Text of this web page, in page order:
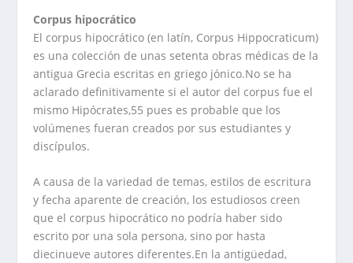
Corpus hipocrático
El corpus hipocrático (en latín, Corpus Hippocraticum)
es una colección de unas setenta obras médicas de la
antigua Grecia escritas en griego jónico.No se ha
aclarado definitivamente si el autor del corpus fue el
mismo Hipócrates,55 pues es probable que los
volúmenes fueran creados por sus estudiantes y
discípulos.
A causa de la variedad de temas, estilos de escritura
y fecha aparente de creación, los estudiosos creen
que el corpus hipocrático no podría haber sido
escrito por una sola persona, sino por hasta
diecinueve autores diferentes.En la antigüedad,